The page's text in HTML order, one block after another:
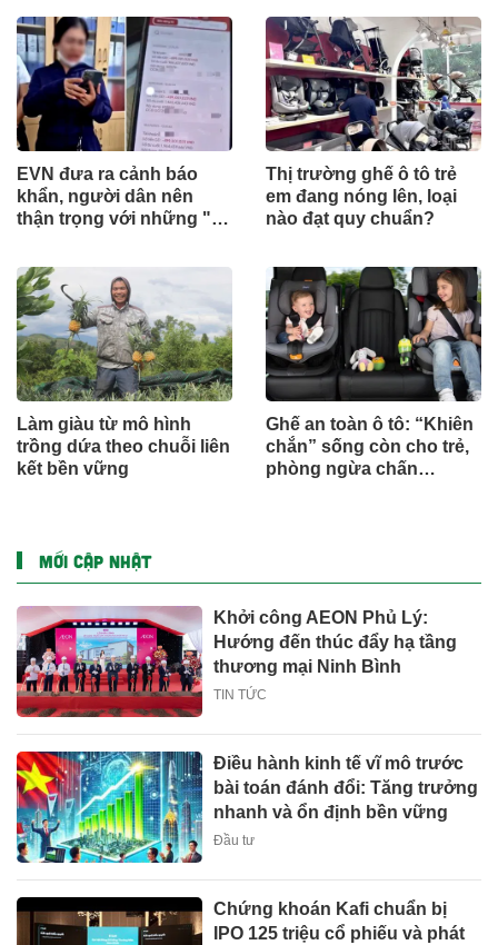
EVN đưa ra cảnh báo
khẩn, người dân nên
thận trọng với những "tin
Thị trường ghế ô tô trẻ
em đang nóng lên, loại
nào đạt quy chuẩn?
Làm giàu từ mô hình
trồng dứa theo chuỗi liên
kết bền vững
Ghế an toàn ô tô: “Khiên
chắn” sống còn cho trẻ,
phòng ngừa chấn
MỚI CẬP NHẬT
Khởi công AEON Phủ Lý:
Hướng đến thúc đẩy hạ tầng
thương mại Ninh Bình
TIN TỨC
Điều hành kinh tế vĩ mô trước
bài toán đánh đổi: Tăng trưởng
nhanh và ổn định bền vững
Đầu tư
Chứng khoán Kafi chuẩn bị
IPO 125 triệu cổ phiếu và phát